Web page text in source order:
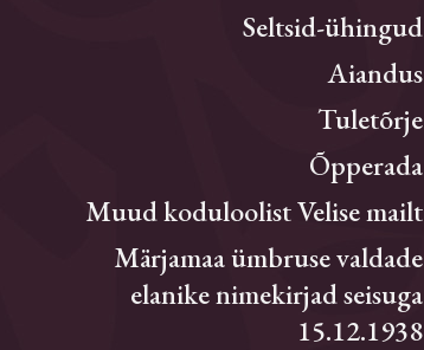
Seltsid-ühingud
Aiandus
Tuletõrje
Õpperada
Muud koduloolist Velise mailt
Märjamaa ümbruse valdade
elanike nimekirjad seisuga
15.12.1938